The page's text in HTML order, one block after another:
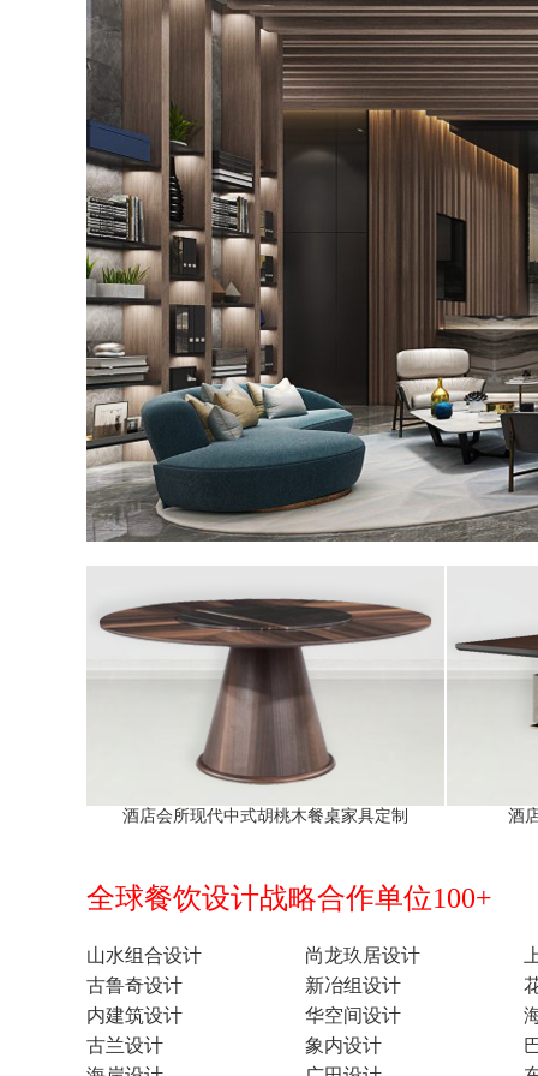
酒店会所现代中式胡桃木餐桌家具定制 酒
全球餐饮设计战略合作单位100+
山水组合设计 尚龙玖居设计
古鲁奇设计
新冶组设计
内建筑设计
华空间设计
古兰设计
象内设计